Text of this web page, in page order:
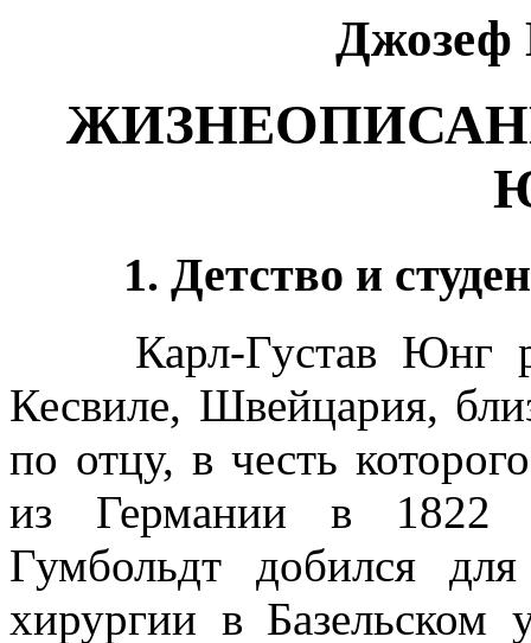
1. Детство и
Карл-Густав Юнг
Кесвиле, Швейцария,
по отцу, в честь
из Германии в 1822
Гумбольдт добился
хирургии в Базельском